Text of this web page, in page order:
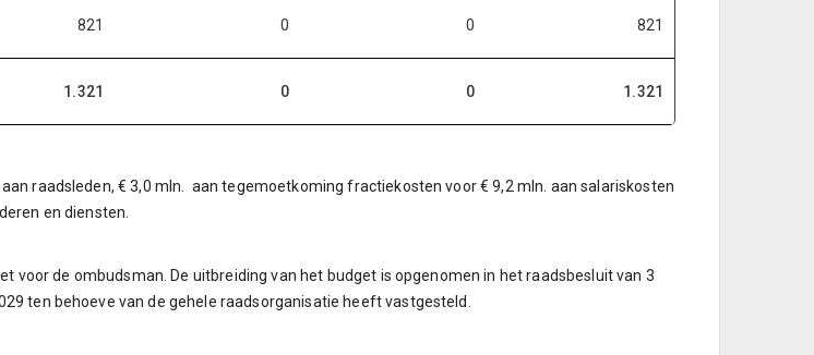
821 0 0 821
1.321 0 0 1.321
raadsleden, € 3,0 mln. aan tegemoetkoming fractiekosten voor € 9,2 mln. aan salariskosten
en diensten.
voor de ombudsman. De uitbreiding van het budget is opgenomen in het raadsbesluit van 3
ten behoeve van de gehele raadsorganisatie heeft vastgesteld.